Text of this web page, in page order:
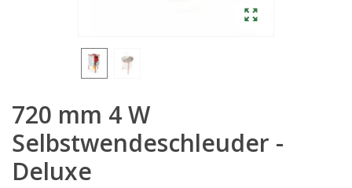
720 mm 4 W
Selbstwendeschleuder -
Deluxe